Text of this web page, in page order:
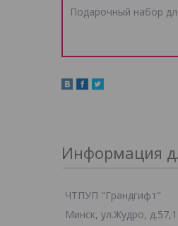
Подарочный набор
Информация
ЧТПУП "Грандгифт"
Минск, ул.Жудро,